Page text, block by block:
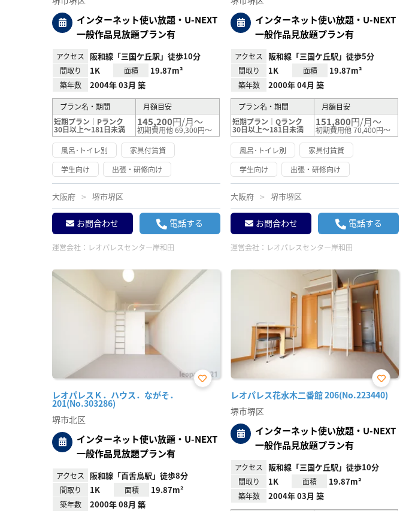
インターネット使い放題・U-NEXT
一般作品見放題プラン有
アクセス 阪和線「三国ケ丘駅」徒歩10分
間取り 1K 面積 19.87m²
築年数 2004年 03月 築
プラン名・期間
月額目安
短期プラン｜Pランク
30日以上～181日未満
145,200円/月～
初期費用他 69,300円～
風呂･トイレ別
家具付賃貸
学生向け
出張・研修向け
大阪府 堺市堺区
お問合わせ 電話する
運営会社： レオパレスセンター岸和田
インターネット使い放題・U-NEXT
一般作品見放題プラン有
アクセス 阪和線「三国ケ丘駅」徒歩5分
間取り 1K 面積 19.87m²
築年数 2000年 04月 築
プラン名・期間
月額目安
短期プラン｜Qランク
30日以上～181日未満
151,800円/月～
初期費用他 70,400円～
風呂･トイレ別
家具付賃貸
学生向け
出張・研修向け
大阪府 堺市堺区
お問合わせ 電話する
運営会社： レオパレスセンター岸和田
レオパレスＫ．ハウス．ながそ．
201(No.303286)
お気
堺市北区
インターネット使い放題・U-NEXT
一般作品見放題プラン有
アクセス 阪和線「百舌鳥駅」徒歩8分
間取り 1K 面積 19.87m²
築年数 2000年 08月 築
レオパレス花水木二番館 206(No.223440)
お気
に入
堺市堺区
インターネット使い放題・U-NEXT
一般作品見放題プラン有
アクセス 阪和線「三国ケ丘駅」徒歩10分
間取り 1K 面積 19.87m²
築年数 2004年 03月 築